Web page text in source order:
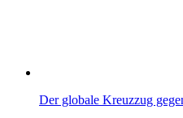
Der globale Kreuzzug